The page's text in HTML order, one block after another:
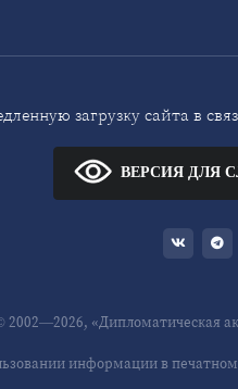
загрузку сайта в
ВЕРСИЯ ДЛЯ
2002—2026, «Дипломатическая
информации в